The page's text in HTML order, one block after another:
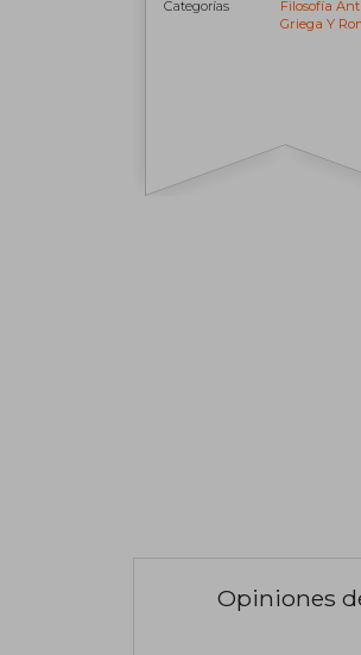
Categorías
Filosofía
Griega Y
Opiniones